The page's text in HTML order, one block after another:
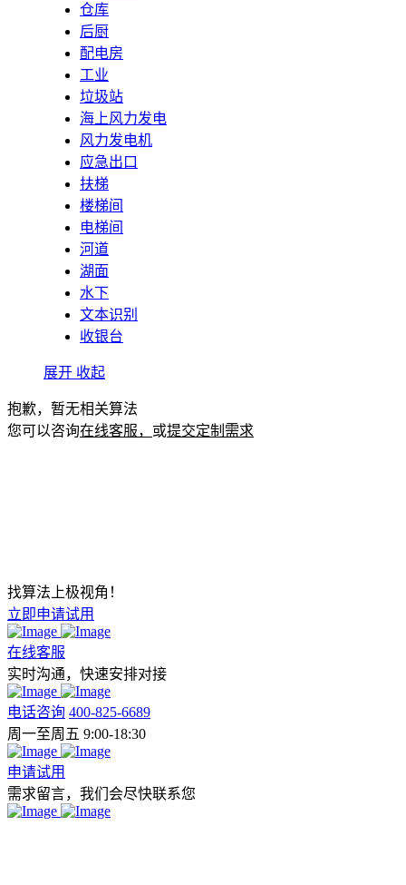
仓库
后厨
配电房
工业
垃圾站
海上风力发电
风力发电机
应急出口
扶梯
楼梯间
电梯间
河道
湖面
水下
文本识别
收银台
展开 收起
抱歉，暂无相关算法
您可以咨询在线客服， 或提交定制需求
找算法上极视角！
立即申请试用
在线客服
实时沟通，快速安排对接
电话咨询 400-825-6689
周一至周五 9:00-18:30
申请试用
需求留言，我们会尽快联系您